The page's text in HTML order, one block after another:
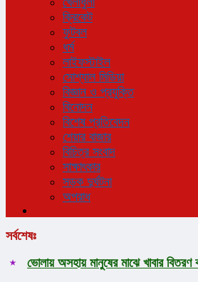
ক্রিকেট
ফুটবল
ধর্ম
লাইফস্টাইল
সোশ্যাল মিডিয়া
বিজ্ঞান ও প্রযুক্তি
বিনোদন
বিশেষ প্রতিবেদন
শেয়ার বাজার
বিচিত্র সংবাদ
সাক্ষাৎকার
সড়ক দুর্ঘটনা
অপরাধ
সর্বশেষঃ
ভোলায় অসহায় মানুষের মাঝে খাবার